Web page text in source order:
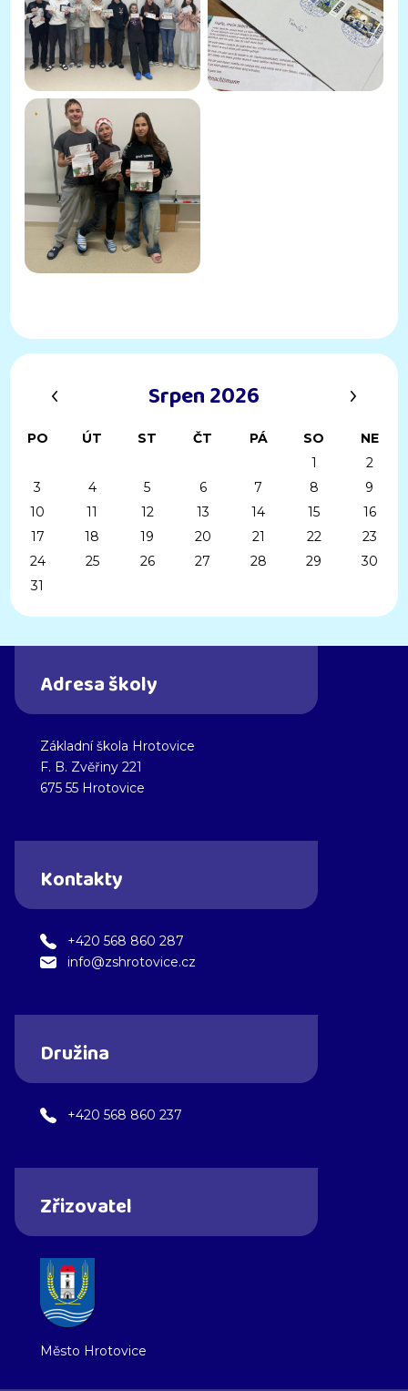
Srpen 2026
PO ÚT ST ČT PÁ SO
NE
1
2
3
4 5 6 7 8
9
10
11 12 13 14 15
16
17
18 19 20 21 22
23
24
25 26 27 28 29
30
31
Adresa školy
Základní škola Hrotovice
F. B. Zvěřiny 221
675 55 Hrotovice
Kontakty
+420 568 860 287
info@zshrotovice.cz
Družina
+420 568 860 237
Zřizovatel
Město Hrotovice